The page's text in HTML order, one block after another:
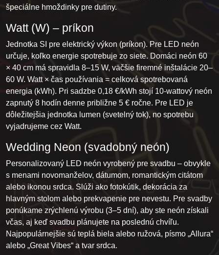
špeciálne hmoždinky pre dutiny.
Watt (W) – príkon
Jednotka SI pre elektrický výkon (príkon). Pre LED neón
určuje, koľko energie spotrebuje zo siete. Domáci neón 60
× 40 cm má spravidla 8–15 W, väčšie firemné inštalácie 20–
60 W. Watt × čas používania = celková spotrebovaná
energia (kWh). Pri sadzbe 0,18 €/kWh stojí 10-wattový neón
zapnutý 8 hodín denne približne 5 € ročne. Pre LED je
dôležitejšia jednotka lumen (svetelný tok), no spotrebu
vyjadrujeme cez Watt.
Wedding Neon (svadobný neón)
Personalizovaný LED neón vyrobený pre svadbu – obvykle
s menami novomanželov, dátumom, romantickým citátom
alebo ikonou srdca. Slúži ako fotokútik, dekorácia za
hlavným stolom alebo prekvapenie pre nevestu. Pre svadby
ponúkame zrýchlenú výrobu (3–5 dní), aby ste neón získali
včas, aj keď svadbu plánujete na poslednú chvíľu.
Najpopulárnejšie sú teplá biela alebo ružová, písmo „Allura“
alebo „Great Vibes“ a tvar srdca.